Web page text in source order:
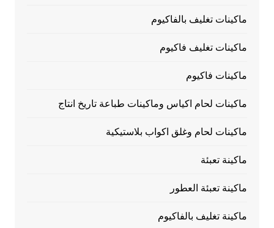
ماكينات تغليف بالفاكيوم
ماكينات تغليف فاكيوم
ماكينات فاكيوم
ماكينات لحام اكياس وماكينات طباعة تاريخ انتاج
ماكينات لحام وغلق اكواب بلاستيكية
ماكينة تعبئة
ماكينة تعبئة العطور
ماكينة تغليف بالفاكيوم